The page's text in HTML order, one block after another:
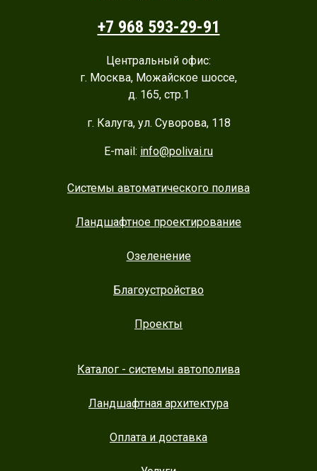
+7 968 593-29-91
Центральный офис:
г. Москва, Можайское шоссе,
д. 165, стр.1
г. Калуга, ул. Суворова, 118
E-mail: info@polivai.ru
Системы автоматического полива
Ландшафтное проектирование
Озеленение
Благоустройство
Проекты
Каталог - системы автополива
Ландшафтная архитектура
Оплата и доставка